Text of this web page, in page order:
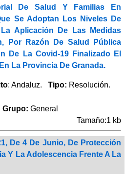
De Salud Y Familias En
Se Adoptan Los Niveles De
Aplicación De Las Medidas
Por Razón De Salud Pública
De La Covid-19 Finalizado El
La Provincia De Granada.
: Andaluz. Tipo: Resolución.
General
Tamaño:1 kb
De 4 De Junio, De Protección
Y La Adolescencia Frente A La